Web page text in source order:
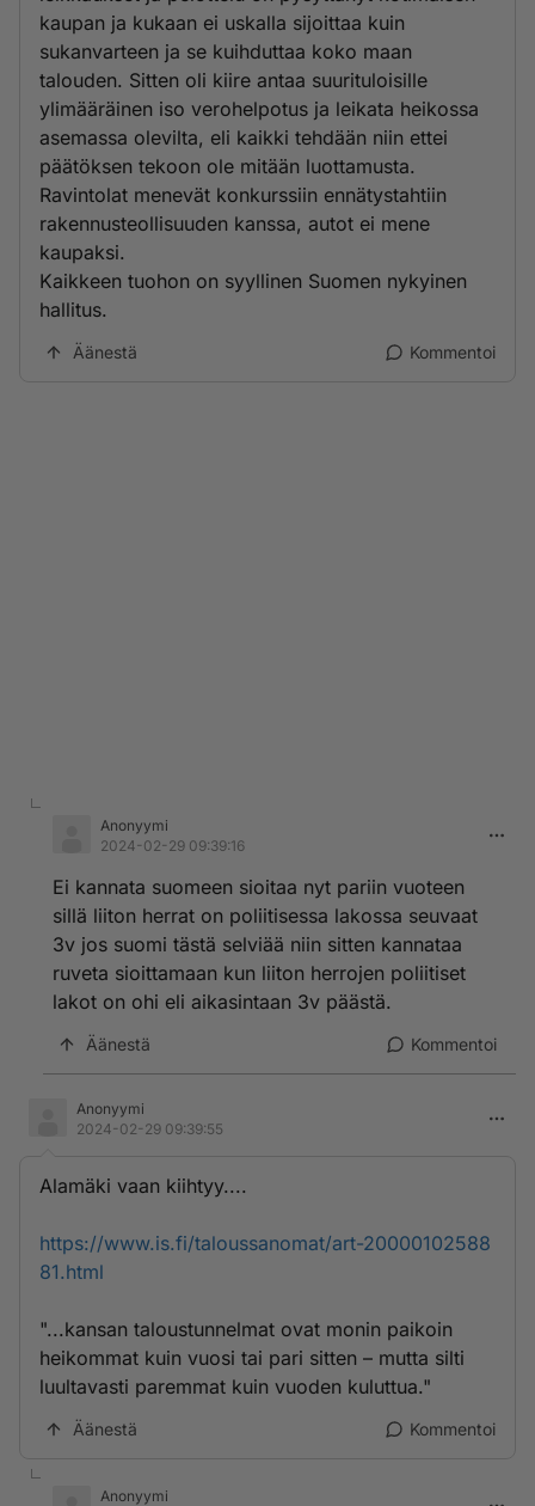
kaupan ja kukaan ei uskalla sijoittaa kuin
sukanvarteen ja se kuihduttaa koko maan
talouden. Sitten oli kiire antaa suurituloisille
ylimääräinen iso verohelpotus ja leikata heikossa
asemassa olevilta, eli kaikki tehdään niin ettei
päätöksen tekoon ole mitään luottamusta.
Ravintolat menevät konkurssiin ennätystahtiin
rakennusteollisuuden kanssa, autot ei mene
kaupaksi.
Kaikkeen tuohon on syyllinen Suomen nykyinen
hallitus.
Äänestä Kommentoi
Anonyymi
2024-02-29 09:39:16
Ei kannata suomeen sioitaa nyt pariin vuoteen
sillä liiton herrat on poliitisessa lakossa seuvaat
3v jos suomi tästä selviää niin sitten kannataa
ruveta sioittamaan kun liiton herrojen poliitiset
lakot on ohi eli aikasintaan 3v päästä.
Äänestä Kommentoi
Anonyymi
2024-02-29 09:39:55
Alamäki vaan kiihtyy....
https://www.is.fi/taloussanomat/art-20000102588
81.html
"...kansan taloustunnelmat ovat monin paikoin
heikommat kuin vuosi tai pari sitten – mutta silti
luultavasti paremmat kuin vuoden kuluttua."
Äänestä Kommentoi
Anonyymi